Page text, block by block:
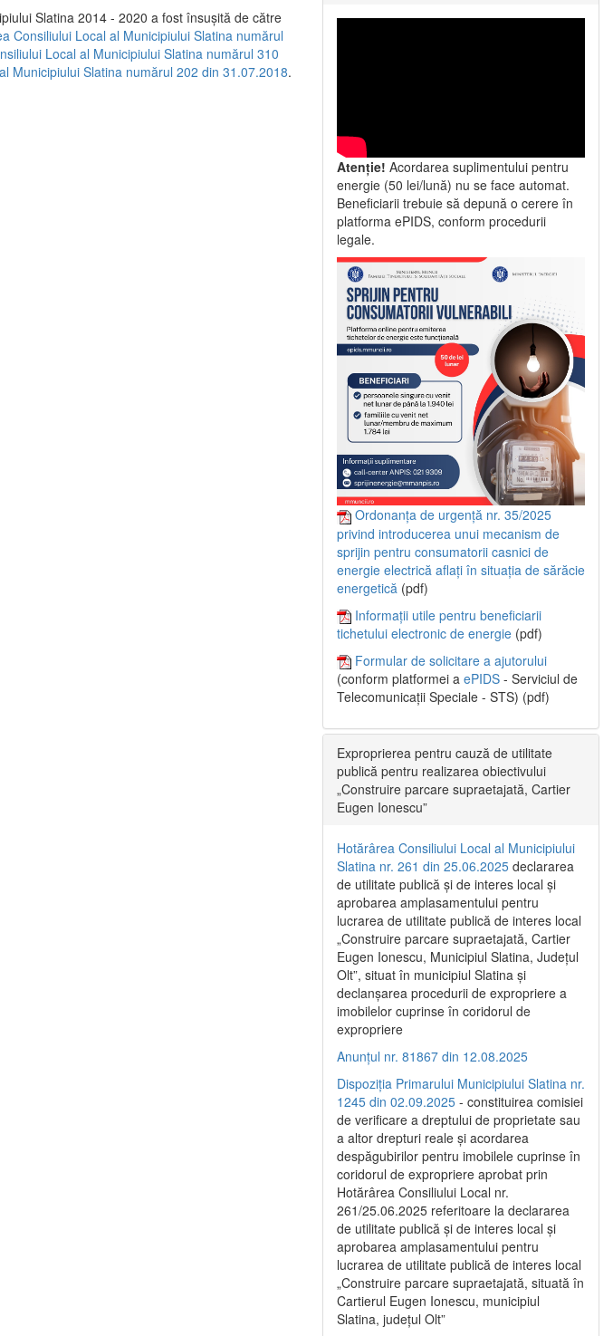
Slatina 2014 - 2020 a fost însuşită de către
Consiliului Local al Municipiului Slatina numărul
Local al Municipiului Slatina numărul 310
Municipiului Slatina numărul 202 din 31.07.2018.
Atenție! Acordarea suplimentului pentru
energie (50 lei/lună) nu se face automat.
Beneficiarii trebuie să depună o cerere în
platforma ePIDS, conform procedurii
legale.
Ordonanța de urgență nr. 35/2025
privind introducerea unui mecanism de
sprijin pentru consumatorii casnici de
energie electrică aflați în situația de sărăcie
energetică (pdf)
Informații utile pentru beneficiarii
tichetului electronic de energie (pdf)
Formular de solicitare a ajutorului
(conform platformei a ePIDS - Serviciul de
Telecomunicații Speciale - STS) (pdf)
Exproprierea pentru cauză de utilitate
publică pentru realizarea obiectivului
„Construire parcare supraetajată, Cartier
Eugen Ionescu”
Hotărârea Consiliului Local al Municipiului
Slatina nr. 261 din 25.06.2025 declararea
de utilitate publică și de interes local și
aprobarea amplasamentului pentru
lucrarea de utilitate publică de interes local
„Construire parcare supraetajată, Cartier
Eugen Ionescu, Municipiul Slatina, Județul
Olt”, situat în municipiul Slatina și
declanșarea procedurii de expropriere a
imobilelor cuprinse în coridorul de
expropriere
Anunțul nr. 81867 din 12.08.2025
Dispoziția Primarului Municipiului Slatina nr.
1245 din 02.09.2025 - constituirea comisiei
de verificare a dreptului de proprietate sau
a altor drepturi reale și acordarea
despăgubirilor pentru imobilele cuprinse în
coridorul de expropriere aprobat prin
Hotărârea Consiliului Local nr.
261/25.06.2025 referitoare la declararea
de utilitate publică și de interes local și
aprobarea amplasamentului pentru
lucrarea de utilitate publică de interes local
„Construire parcare supraetajată, situată în
Cartierul Eugen Ionescu, municipiul
Slatina, județul Olt”